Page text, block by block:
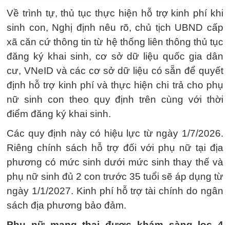
Về trình tự, thủ tục thực hiện hỗ trợ kinh phí khi
sinh con, Nghị định nêu rõ, chủ tịch UBND cấp
xã căn cứ thông tin từ hệ thống liên thông thủ tục
đăng ký khai sinh, cơ sở dữ liệu quốc gia dân
cư, VNeID và các cơ sở dữ liệu có sẵn để quyết
định hỗ trợ kinh phí và thực hiện chi trả cho phụ
nữ sinh con theo quy định trên cùng với thời
điểm đăng ký khai sinh.
Các quy định này có hiệu lực từ ngày 1/7/2026.
Riêng chính sách hỗ trợ đối với phụ nữ tại địa
phương có mức sinh dưới mức sinh thay thế và
phụ nữ sinh đủ 2 con trước 35 tuổi sẽ áp dụng từ
ngày 1/1/2027. Kinh phí hỗ trợ tài chính do ngân
sách địa phương bảo đảm.